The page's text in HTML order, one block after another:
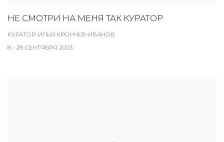
НЕ СМОТРИ НА МЕНЯ ТАК КУРАТОР
КУРАТОР: ИЛЬЯ КРОНЧЕВ-ИВАНОВ
8 - 28 СЕНТЯБРЯ 2023